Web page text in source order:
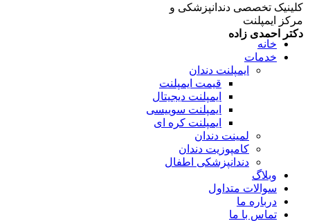
کلینیک تخصصی دندانپزشکی و
مرکز ایمپلنت
دکتر احمدی زاده
خانه
خدمات
ایمپلنت دندان
قیمت ایمپلنت
ایمپلنت دیجیتال
ایمپلنت سوییسی
ایمپلنت کره ای
لمینت دندان
کامپوزیت دندان
دندانپزشکی اطفال
وبلاگ
سوالات متداول
درباره ما
تماس با ما